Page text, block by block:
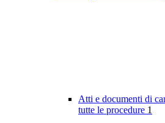
Atti e documenti di
tutte le procedure 1